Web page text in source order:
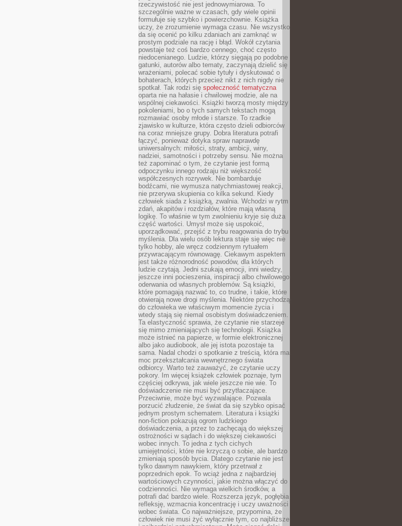
rzeczywistość nie jest jednowymiarowa. To
szczególnie ważne w czasach, gdy wiele opinii
formułuje się szybko i powierzchownie. Książka
uczy, że zrozumienie wymaga czasu. Nie wszystko
da się ocenić po kilku zdaniach ani zamknąć w
prostym podziale na rację i błąd. Wokół czytania
powstaje też coś bardzo cennego, choć często
niedocenianego. Ludzie, którzy sięgają po podobne
gatunki, autorów albo tematy, zaczynają dzielić się
wrażeniami, polecać sobie tytuły i dyskutować o
bohaterach, których przecież nikt z nich nigdy nie
spotkał. Tak rodzi się społeczność tematyczna
oparta nie na hałasie i chwilowej modzie, ale na
wspólnej ciekawości. Książki tworzą mosty między
pokoleniami, bo o tych samych tekstach mogą
rozmawiać osoby młode i starsze. To rzadkie
zjawisko w kulturze, która często dzieli odbiorców
na coraz mniejsze grupy. Dobra literatura potrafi
łączyć, ponieważ dotyka spraw naprawdę
uniwersalnych: miłości, straty, ambicji, winy,
nadziei, samotności i potrzeby sensu. Nie można
też zapominać o tym, że czytanie jest formą
odpoczynku innego rodzaju niż większość
współczesnych rozrywek. Nie bombarduje
bodźcami, nie wymusza natychmiastowej reakcji,
nie przerywa skupienia co kilka sekund. Kiedy
człowiek siada z książką, zwalnia. Wchodzi w rytm
zdań, akapitów i rozdziałów, które mają własną
logikę. To właśnie w tym zwolnieniu kryje się duża
część wartości. Umysł może się uspokoić,
uporządkować, przejść z trybu reagowania do trybu
myślenia. Dla wielu osób lektura staje się więc nie
tylko hobby, ale wręcz codziennym rytuałem
przywracającym równowagę. Ciekawym aspektem
jest także różnorodność powodów, dla których
ludzie czytają. Jedni szukają emocji, inni wiedzy,
jeszcze inni pocieszenia, inspiracji albo chwilowego
oderwania od własnych problemów. Są książki,
które pomagają nazwać to, co trudne, i takie, które
otwierają nowe drogi myślenia. Niektóre przychodzą
do człowieka we właściwym momencie życia i
wtedy stają się niemal osobistym doświadczeniem.
Ta elastyczność sprawia, że czytanie nie starzeje
się mimo zmieniających się technologii. Książka
może istnieć na papierze, w formie elektronicznej
albo jako audiobook, ale jej istota pozostaje ta
sama. Nadal chodzi o spotkanie z treścią, która ma
moc przekształcania wewnętrznego świata
odbiorcy. Warto też zauważyć, że czytanie uczy
pokory. Im więcej książek człowiek poznaje, tym
częściej odkrywa, jak wiele jeszcze nie wie. To
doświadczenie nie musi być przytłaczające.
Przeciwnie, może być wyzwalające. Pozwala
porzucić złudzenie, że świat da się szybko opisać
jednym prostym schematem. Literatura i książki
non-fiction pokazują ogrom ludzkiego
doświadczenia, a przez to zachęcają do większej
ostrożności w sądach i do większej ciekawości
wobec innych. To jedna z tych cichych
umiejętności, które nie krzyczą o sobie, ale bardzo
zmieniają sposób bycia. Dlatego czytanie nie jest
tylko dawnym nawykiem, który przetrwał z
poprzednich epok. To wciąż jedna z najbardziej
wartościowych czynności, jakie można włączyć do
codzienności. Nie wymaga wielkich środków, a
potrafi dać bardzo wiele. Rozszerza język, pogłębia
refleksję, wzmacnia koncentrację i uczy uważności
wobec świata. Co najważniejsze, przypomina, że
człowiek nie musi żyć wyłącznie tym, co najbliższe